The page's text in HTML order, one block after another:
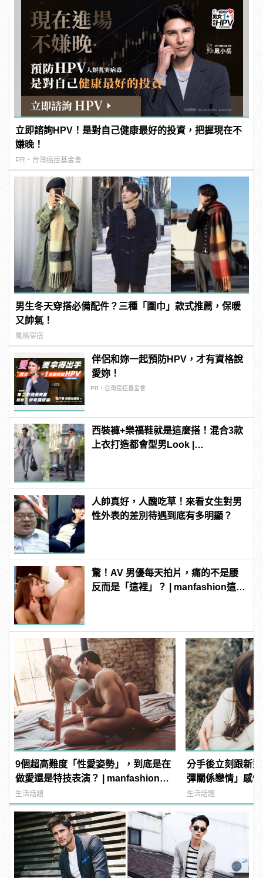
立即諮詢HPV！是對自己健康最好的投資，把握現在不
嫌晚！
PR・台灣癌症基金會
男生冬天穿搭必備配件？三種「圍巾」款式推薦，保暖
又帥氣！
風格穿搭
伴侶和妳一起預防HPV，才有資格說
愛妳！
PR・台灣癌症基金會
西裝褲+樂福鞋就是這麼搭！混合3款
上衣打造都會型男Look |
人帥真好，人醜吃草！來看女生對男
性外表的差別待遇到底有多明顯？
驚！AV 男優每天拍片，痛的不是腰
反而是「這裡」？ | manfashion這樣
9個超高難度「性愛姿勢」，到底是在
做愛還是特技表演？ | manfashion這
樣變型男
生活話題
分手後立刻跟新
彈關係戀情」感
生活話題